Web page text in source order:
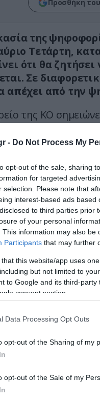
- Do Not Process My
opt-out of the sale, sharing
for targeted
selection. Please note that
interest-based ads
to third parties prior
of your personal
This information may also
Participants that may further
that this website/app uses
but not limited to
to Google and its third-
consent section.
Data Processing Opt Outs
opt-out of the Sharing of my
opt-out of the Sale of my
Προσθήκη
της
Τετάρτη,
ότι θα
Σε
απέχει από την
της ΚΟ
πρόταση
ότι «σταθερή
είναι να ελεγχθούν
στοιχεία που
επισημαίνοντας
Διάσκεψης των
ανά
κομματικής
του
να
να μπαζώσει
Δικαιοσύνη.